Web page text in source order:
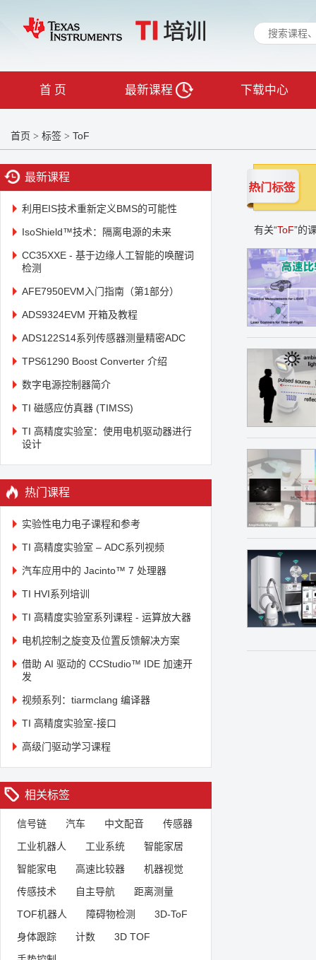
首 页 最新课程 下载中心
首页 > 标签 > ToF
最新课程
利用EIS技术重新定义BMS的可能性
IsoShield™技术：隔离电源的未来
CC35XXE - 基于边缘人工智能的唤醒词
检测
AFE7950EVM入门指南（第1部分）
ADS9324EVM 开箱及教程
ADS122S14系列传感器测量精密ADC
TPS61290 Boost Converter 介绍
数字电源控制器简介
TI 磁感应仿真器 (TIMSS)
TI 高精度实验室：使用电机驱动器进行
设计
热门课程
实验性电力电子课程和参考
TI 高精度实验室 – ADC系列视频
汽车应用中的 Jacinto™ 7 处理器
TI HVI系列培训
TI 高精度实验室系列课程 - 运算放大器
电机控制之旋变及位置反馈解决方案
借助 AI 驱动的 CCStudio™ IDE 加速开
发
视频系列：tiarmclang 编译器
TI 高精度实验室-接口
高级门驱动学习课程
相关标签
信号链 汽车 中文配音
传感器
工业机器人
工业系统
智能家居
智能家电
高速比较器
机器视觉
传感技术
自主导航
距离测量
TOF机器人
障碍物检测
3D-ToF
身体跟踪
计数
3D TOF
有关“ToF”的